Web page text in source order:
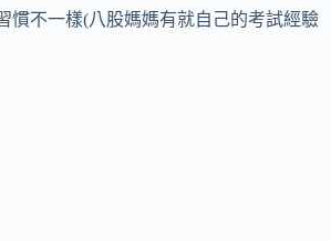
慣不一樣(八股媽媽有就自己的考試經驗